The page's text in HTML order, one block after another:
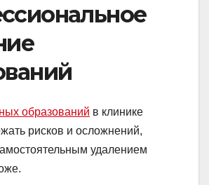
образований в клинике
рисков и осложнений,
удалением